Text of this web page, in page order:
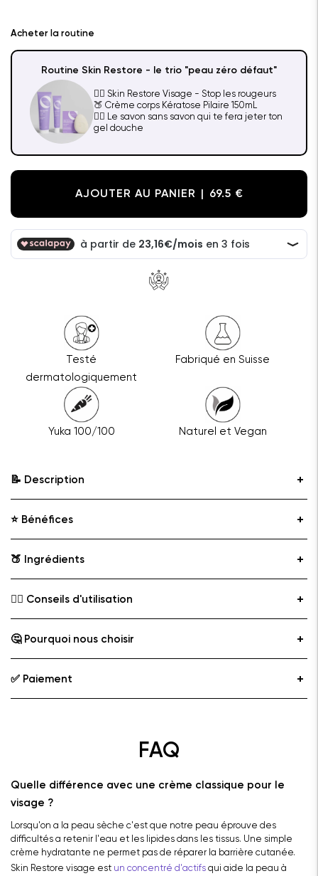
Acheter la routine
Routine Skin Restore - le trio "peau zéro défaut"
✋🏼 Skin Restore Visage - Stop les rougeurs
🍑 Crème corps Kératose Pilaire 150mL
😶‍🌫️ Le savon sans savon qui te fera jeter ton
gel douche
AJOUTER AU PANIER 69.5 €
Testé
dermatologiquement
Fabriqué en Suisse
Yuka 100/100 Naturel et Vegan
📝 Description
⭐️ Bénéfices
🍑 Ingrédients
👩‍⚕️ Conseils d'utilisation
🤔 Pourquoi nous choisir
✅ Paiement
FAQ
Quelle différence avec une crème classique pour le
visage ?
Lorsqu'on a la peau sèche c'est que notre peau éprouve des
difficultés a retenir l'eau et les lipides dans les tissus. Une simple
crème hydratante ne permet pas de réparer la barrière cutanée.
Skin Restore visage est un concentré d'actifs qui aide la peau à